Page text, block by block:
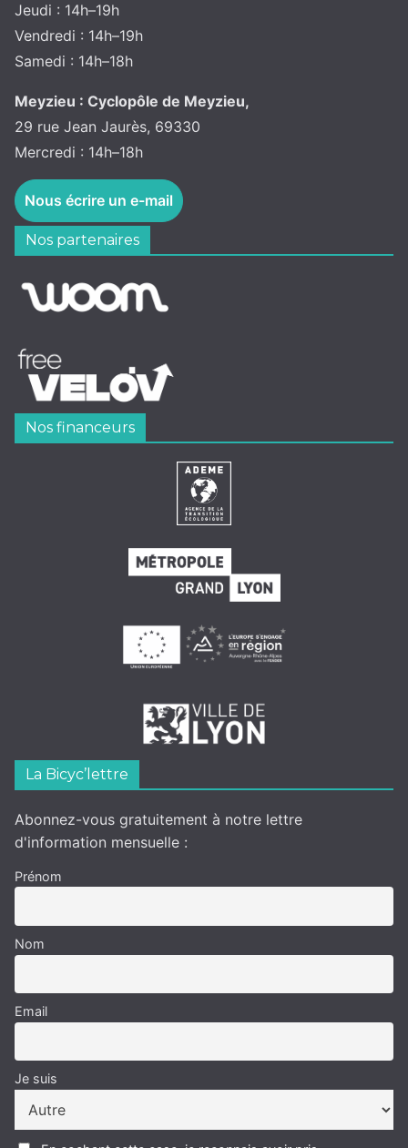
Jeudi : 14h–19h
Vendredi : 14h–19h
Samedi : 14h–18h
Meyzieu : Cyclopôle de Meyzieu,
29 rue Jean Jaurès, 69330
Mercredi : 14h–18h
Nous écrire un e-mail
Nos partenaires
Nos financeurs
La Bicyc’lettre
Abonnez-vous gratuitement à notre lettre
d'information mensuelle :
Prénom
Nom
Email
Je suis